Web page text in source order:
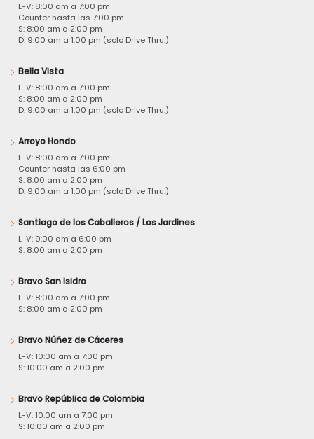
L-V: 8:00 am a 7:00 pm
Counter hasta las 7:00 pm
S: 8:00 am a 2:00 pm
D: 9:00 am a 1:00 pm (solo Drive Thru.)
Bella Vista
L-V: 8:00 am a 7:00 pm
S: 8:00 am a 2:00 pm
D: 9:00 am a 1:00 pm (solo Drive Thru.)
Arroyo Hondo
L-V: 8:00 am a 7:00 pm
Counter hasta las 6:00 pm
S: 8:00 am a 2:00 pm
D: 9:00 am a 1:00 pm (solo Drive Thru.)
Santiago de los Caballeros / Los Jardines
L-V: 9:00 am a 6:00 pm
S: 8:00 am a 2:00 pm
Bravo San Isidro
L-V: 8:00 am a 7:00 pm
S: 8:00 am a 2:00 pm
Bravo Núñez de Cáceres
L-V: 10:00 am a 7:00 pm
S: 10:00 am a 2:00 pm
Bravo República de Colombia
L-V: 10:00 am a 7:00 pm
S: 10:00 am a 2:00 pm